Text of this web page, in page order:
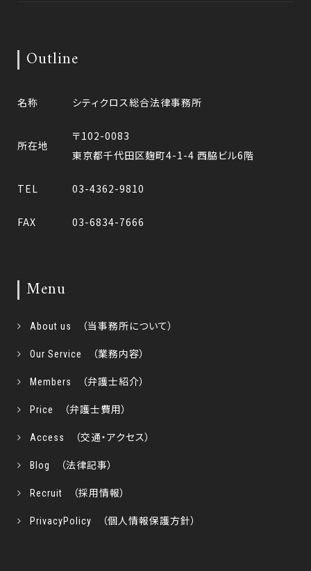
Outline
名称 シティクロス総合法律事務所
所在地
〒102-0083
東京都千代田区麹町4-1-4 西脇ビル6階
TEL 03-4362-9810
FAX 03-6834-7666
Menu
About us （当事務所について）
Our Service （業務内容）
Members （弁護士紹介）
Price （弁護士費用）
Access （交通・アクセス）
Blog （法律記事）
Recruit （採用情報）
PrivacyPolicy （個人情報保護方針）